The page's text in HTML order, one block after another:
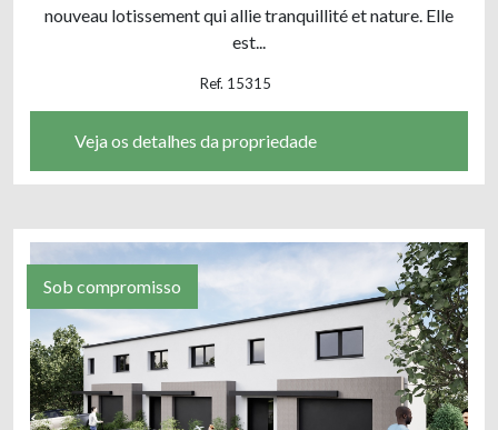
nouveau lotissement qui allie tranquillité et nature. Elle
est...
Ref. 15315
Veja os detalhes da propriedade
Sob compromisso